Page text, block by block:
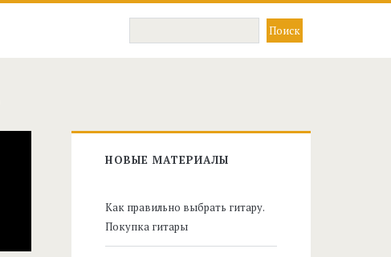
Главная
панель
НОВЫЕ МАТЕРИАЛЫ
Как правильно выбрать гитару.
Покупка гитары